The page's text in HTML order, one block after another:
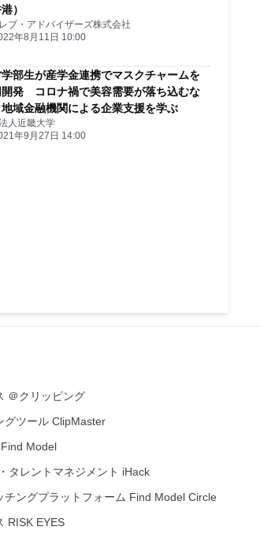
）
ブ・アドバイザーズ株式会社
年8月11日 10:00
部生が産学金連携でマスクチャームを
開発 コロナ禍で美容需要が落ち込むな
域金融機関による企業支援を学ぶ
人近畿大学
年9月27日 14:00
＠クリッピング
グツール ClipMaster
Model
タレントマネジメント iHack
チングプラットフォーム Find Model Circle
RISK EYES